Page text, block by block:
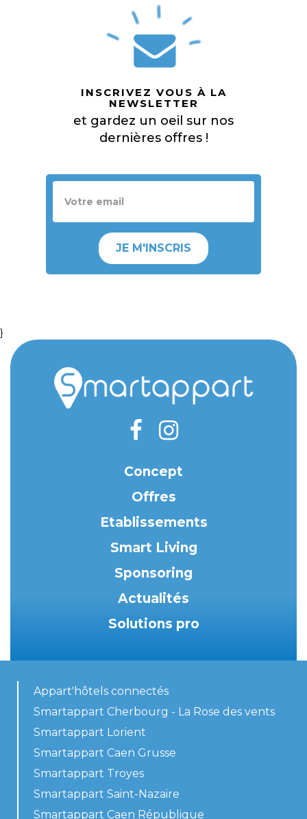
INSCRIVEZ VOUS À LA
NEWSLETTER
et gardez un oeil sur nos
dernières offres !
JE M'INSCRIS
}
Concept
Offres
Etablissements
Smart Living
Sponsoring
Actualités
Solutions pro
Appart'hôtels connectés
Smartappart Cherbourg - La Rose des vents
Smartappart Lorient
Smartappart Caen Grusse
Smartappart Troyes
Smartappart Saint-Nazaire
Smartappart Caen République